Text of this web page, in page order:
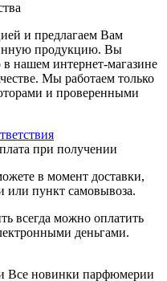
и предлагаем Вам
продукцию. Вы
нашем интернет-магазине
Мы работаем только
и проверенными
при получении
в момент доставки,
или пункт самовывоза.
всегда можно оплатить
деньгами.
Все новинки парфюмерии